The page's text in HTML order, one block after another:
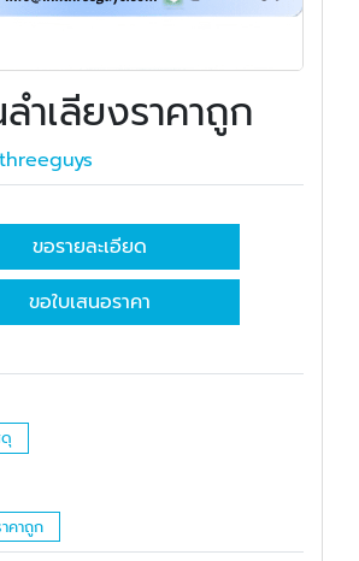
ำเลียงราคาถูก
ขอรายละเอียด
ขอใบเสนอราคา
คาถูก